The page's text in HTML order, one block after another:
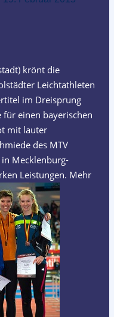
krönt die
Leichtathleten
im Dreisprung
einen bayerischen
mit lauter
des MTV
Mecklenburg-
Leistungen. Mehr